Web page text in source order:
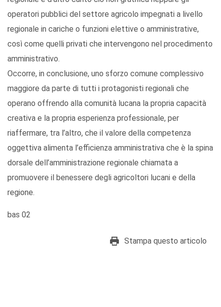
operatori pubblici del settore agricolo impegnati a livello
regionale in cariche o funzioni elettive o amministrative,
così come quelli privati che intervengono nel procedimento
amministrativo.
Occorre, in conclusione, uno sforzo comune complessivo
maggiore da parte di tutti i protagonisti regionali che
operano offrendo alla comunità lucana la propria capacità
creativa e la propria esperienza professionale, per
riaffermare, tra l’altro, che il valore della competenza
oggettiva alimenta l’efficienza amministrativa che è la spina
dorsale dell’amministrazione regionale chiamata a
promuovere il benessere degli agricoltori lucani e della
regione.
bas 02
Stampa questo articolo